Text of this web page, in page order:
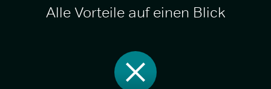
Alle Vorteile auf einen Blick